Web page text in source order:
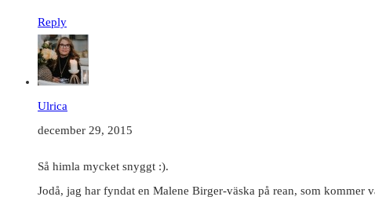
Reply
Ulrica
december 29, 2015
Så himla mycket snyggt :).
Jodå, jag har fyndat en Malene Birger-väska på rean, som